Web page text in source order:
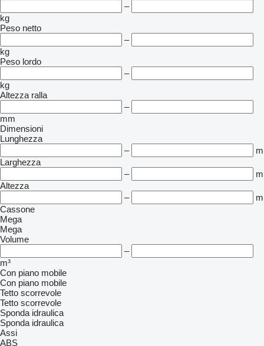
–
kg
Peso netto
–
kg
Peso lordo
–
kg
Altezza ralla
–
mm
Dimensioni
Lunghezza
–
m
Larghezza
–
m
Altezza
–
m
Cassone
Mega
Mega
Volume
–
m³
Con piano mobile
Con piano mobile
Tetto scorrevole
Tetto scorrevole
Sponda idraulica
Sponda idraulica
Assi
ABS